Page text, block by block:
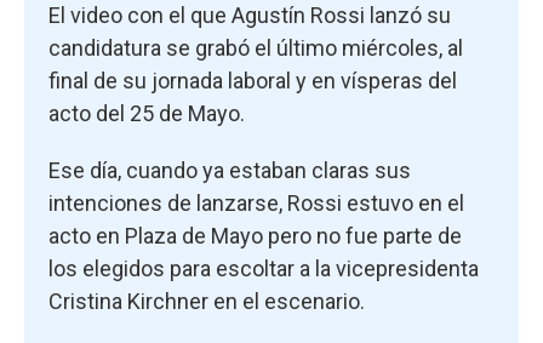
El video con el que Agustín Rossi lanzó su
candidatura se grabó el último miércoles, al
final de su jornada laboral y en vísperas del
acto del 25 de Mayo.
Ese día, cuando ya estaban claras sus
intenciones de lanzarse, Rossi estuvo en el
acto en Plaza de Mayo pero no fue parte de
los elegidos para escoltar a la vicepresidenta
Cristina Kirchner en el escenario.